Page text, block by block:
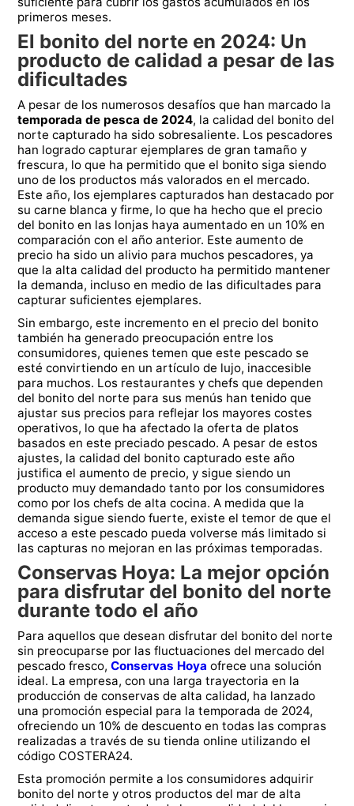
primeros meses.
El bonito del norte en 2024: Un
producto de calidad a pesar de las
dificultades
A pesar de los numerosos desafíos que han marcado la
temporada de pesca de 2024, la calidad del bonito del
norte capturado ha sido sobresaliente. Los pescadores
han logrado capturar ejemplares de gran tamaño y
frescura, lo que ha permitido que el bonito siga siendo
uno de los productos más valorados en el mercado.
Este año, los ejemplares capturados han destacado por
su carne blanca y firme, lo que ha hecho que el precio
del bonito en las lonjas haya aumentado en un 10% en
comparación con el año anterior. Este aumento de
precio ha sido un alivio para muchos pescadores, ya
que la alta calidad del producto ha permitido mantener
la demanda, incluso en medio de las dificultades para
capturar suficientes ejemplares.
Sin embargo, este incremento en el precio del bonito
también ha generado preocupación entre los
consumidores, quienes temen que este pescado se
esté convirtiendo en un artículo de lujo, inaccesible
para muchos. Los restaurantes y chefs que dependen
del bonito del norte para sus menús han tenido que
ajustar sus precios para reflejar los mayores costes
operativos, lo que ha afectado la oferta de platos
basados en este preciado pescado. A pesar de estos
ajustes, la calidad del bonito capturado este año
justifica el aumento de precio, y sigue siendo un
producto muy demandado tanto por los consumidores
como por los chefs de alta cocina. A medida que la
demanda sigue siendo fuerte, existe el temor de que el
acceso a este pescado pueda volverse más limitado si
las capturas no mejoran en las próximas temporadas.
Conservas Hoya: La mejor opción
para disfrutar del bonito del norte
durante todo el año
Para aquellos que desean disfrutar del bonito del norte
sin preocuparse por las fluctuaciones del mercado del
pescado fresco,Conservas Hoyaofrece una solución
ideal. La empresa, con una larga trayectoria en la
producción de conservas de alta calidad, ha lanzado
una promoción especial para la temporada de 2024,
ofreciendo un 10% de descuento en todas las compras
realizadas a través de su tienda online utilizando el
código COSTERA24.
Esta promoción permite a los consumidores adquirir
bonito del norte y otros productos del mar de alta